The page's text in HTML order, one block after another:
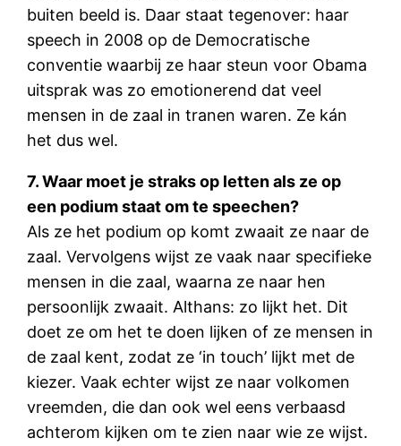
buiten beeld is. Daar staat tegenover: haar
speech in 2008 op de Democratische
conventie waarbij ze haar steun voor Obama
uitsprak was zo emotionerend dat veel
mensen in de zaal in tranen waren. Ze kán
het dus wel.
7. Waar moet je straks op letten als ze op
een podium staat om te speechen?
Als ze het podium op komt zwaait ze naar de
zaal. Vervolgens wijst ze vaak naar specifieke
mensen in die zaal, waarna ze naar hen
persoonlijk zwaait. Althans: zo lijkt het. Dit
doet ze om het te doen lijken of ze mensen in
de zaal kent, zodat ze ‘in touch’ lijkt met de
kiezer. Vaak echter wijst ze naar volkomen
vreemden, die dan ook wel eens verbaasd
achterom kijken om te zien naar wie ze wijst.